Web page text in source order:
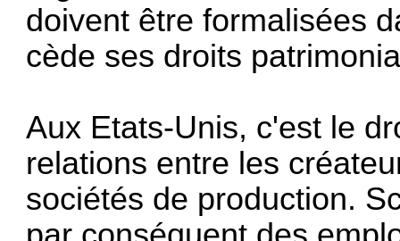
doivent être formalisées
cède ses droits
Aux Etats-Unis, c'est le
relations entre les
sociétés de production.